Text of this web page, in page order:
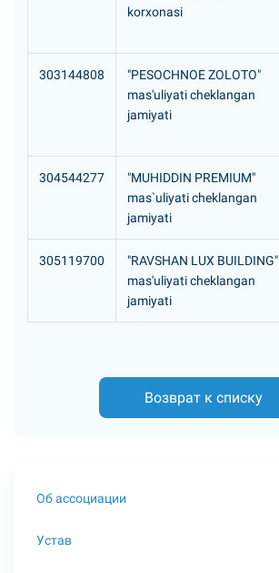
korxonasi
303144808
"PESOCHNOE ZOLOTO"
mas'uliyati cheklangan
jamiyati
304544277
"MUHIDDIN PREMIUM"
mas`uliyati cheklangan
jamiyati
305119700
"RAVSHAN LUX BUILDING"
mas'uliyati cheklangan
jamiyati
Возврат к списку
Об ассоциации
Устав